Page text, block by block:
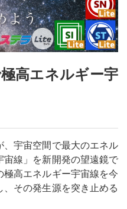
高エネルギー宇
宇宙空間で最大のエネル
線」を新開発の望遠鏡で
高エネルギー宇宙線を今
その発生源を突き止める